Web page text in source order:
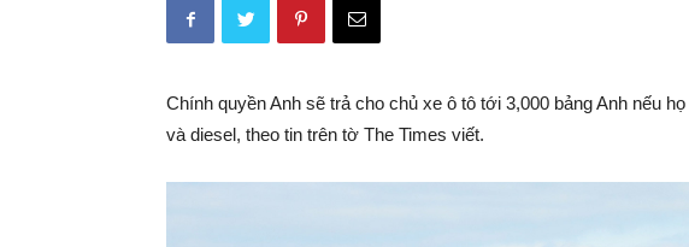
Chính quyền Anh sẽ trả cho chủ xe ô tô tới 3,000 bảng Anh nếu
và diesel, theo tin trên tờ The Times viết.